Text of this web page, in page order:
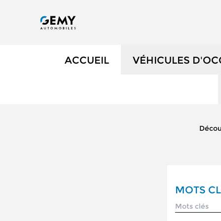
ACCUEIL VÉHICULES
NOS
VÉHICULES DE
NOS SERVICES
MOTS